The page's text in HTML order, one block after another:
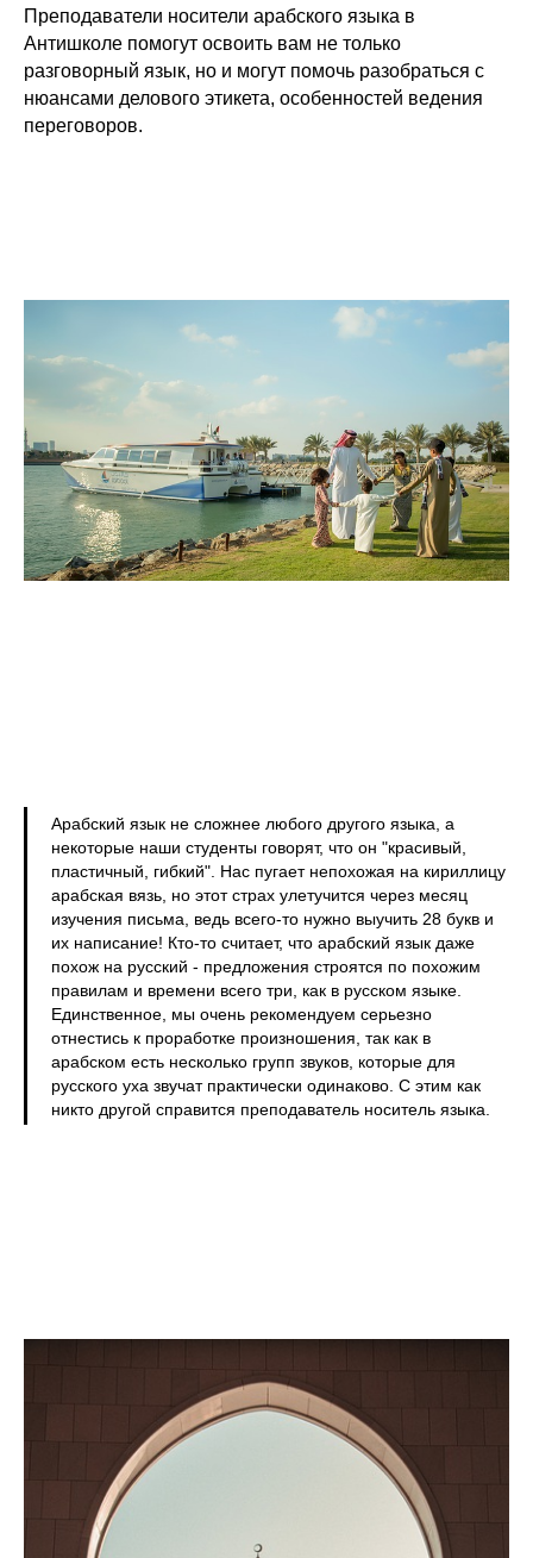
Преподаватели носители арабского языка в
Антишколе помогут освоить вам не только
разговорный язык, но и могут помочь разобраться с
нюансами делового этикета, особенностей ведения
переговоров.
Арабский язык не сложнее любого другого языка, а
некоторые наши студенты говорят, что он "красивый,
пластичный, гибкий". Нас пугает непохожая на кириллицу
арабская вязь, но этот страх улетучится через месяц
изучения письма, ведь всего-то нужно выучить 28 букв и
их написание! Кто-то считает, что арабский язык даже
похож на русский - предложения строятся по похожим
правилам и времени всего три, как в русском языке.
Единственное, мы очень рекомендуем серьезно
отнестись к проработке произношения, так как в
арабском есть несколько групп звуков, которые для
русского уха звучат практически одинаково. С этим как
никто другой справится преподаватель носитель языка.